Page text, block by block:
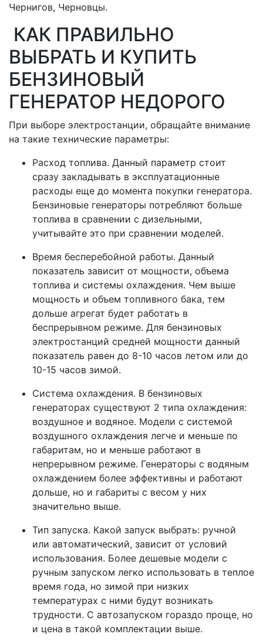
Чернигов, Черновцы.
КАК ПРАВИЛЬНО
ВЫБРАТЬ И КУПИТЬ
БЕНЗИНОВЫЙ
ГЕНЕРАТОР НЕДОРОГО
При выборе электростанции, обращайте внимание
на такие технические параметры:
Расход топлива. Данный параметр стоит
сразу закладывать в эксплуатационные
расходы еще до момента покупки генератора.
Бензиновые генераторы потребляют больше
топлива в сравнении с дизельными,
учитывайте это при сравнении моделей.
Время бесперебойной работы. Данный
показатель зависит от мощности, объема
топлива и системы охлаждения. Чем выше
мощность и объем топливного бака, тем
дольше агрегат будет работать в
беспрерывном режиме. Для бензиновых
электростанций средней мощности данный
показатель равен до 8-10 часов летом или до
10-15 часов зимой.
Система охлаждения. В бензиновых
генераторах существуют 2 типа охлаждения:
воздушное и водяное. Модели с системой
воздушного охлаждения легче и меньше по
габаритам, но и меньше работают в
непрерывном режиме. Генераторы с водяным
охлаждением более эффективны и работают
дольше, но и габариты с весом у них
значительно выше.
Тип запуска. Какой запуск выбрать: ручной
или автоматический, зависит от условий
использования. Более дешевые модели с
ручным запуском легко использовать в теплое
время года, но зимой при низких
температурах с ними будут возникать
трудности. С автозапуском гораздо проще, но
и цена в такой комплектации выше.